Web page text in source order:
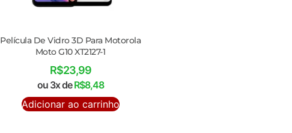
Película De Vidro 3D Para Motorola
Moto G10 XT2127-1
R$23,99
ou 3x deR$8,48
Adicionar ao carrinho